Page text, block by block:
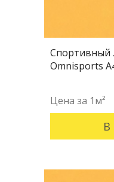
Спортивный
Omnisports
В